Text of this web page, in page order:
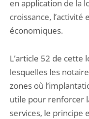
en application de la
croissance, l’activité
économiques.
L’article 52 de cette
lesquelles les
zones où
utile pour renforcer
services, le principe